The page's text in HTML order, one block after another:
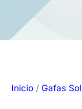
Inicio / Gafas Sol